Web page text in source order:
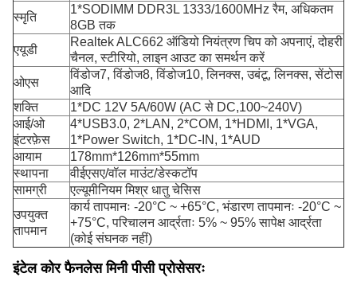
स्मृति
1*SODIMM DDR3L 1333/1600MHz रैम, अधिकतम
8GB तक
एयूडी
Realtek ALC662 ऑडियो नियंत्रण चिप को अपनाएं, दोहरी
चैनल, स्टीरियो, लाइन आउट का समर्थन करें
ओएस
विंडोज7, विंडोज8, विंडोज10, लिनक्स, उबंटू, लिनक्स, सेंटोस
आदि
शक्ति
1*DC 12V 5A/60W (AC से DC,100~240V)
आई/ओ
इंटरफ़ेस
4*USB3.0, 2*LAN, 2*COM, 1*HDMI, 1*VGA,
1*Power Switch, 1*DC-IN, 1*AUD
आयाम
178mm*126mm*55mm
स्थापना
वीईएसए/वॉल माउंट/डेस्कटॉप
सामग्री
एल्यूमीनियम मिश्र धातु चेसिस
उपयुक्त
तापमान
कार्य तापमानः -20°C ~ +65°C, भंडारण तापमानः -20°C ~
+75°C, परिचालन आर्द्रताः 5% ~ 95% सापेक्ष आर्द्रता
(कोई संघनक नहीं)
इंटेल कोर फैनलेस मिनी पीसी प्रोसेसरः